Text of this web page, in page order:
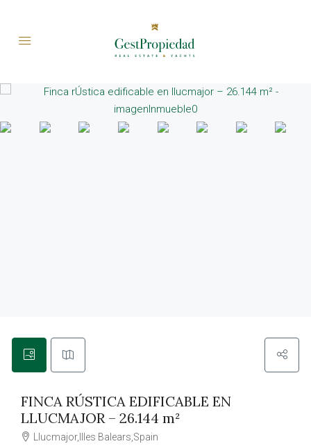
FINCA RÚSTICA EDIFICABLE EN
LLUCMAJOR – 26.144 m²
Llucmajor,Illes Balears,Spain